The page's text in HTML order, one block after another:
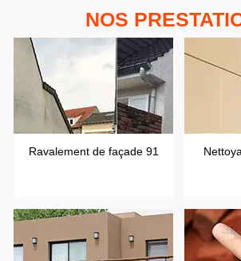
NOS
Ravalement de façade 91